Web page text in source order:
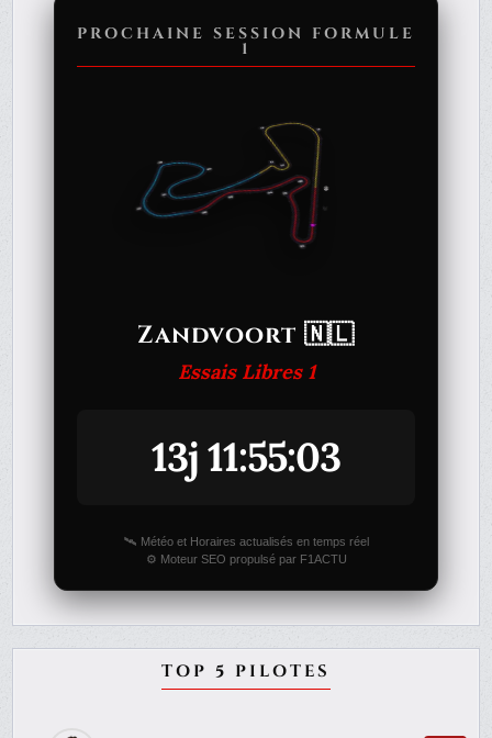
PROCHAINE SESSION FORMULE
1
Zandvoort 🇳🇱
Essais Libres 1
13j 11:55:03
🛰️ Météo et Horaires actualisés en temps réel
⚙️ Moteur SEO propulsé par F1ACTU
TOP 5 PILOTES